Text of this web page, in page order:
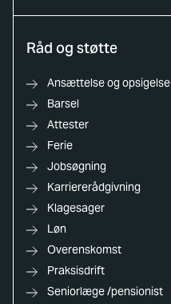
Råd og støtte
Ansættelse og opsigelse
Barsel
Attester
Ferie
Jobsøgning
Karriererådgivning
Klagesager
Løn
Overenskomst
Praksisdrift
Seniorlæge /pensionist